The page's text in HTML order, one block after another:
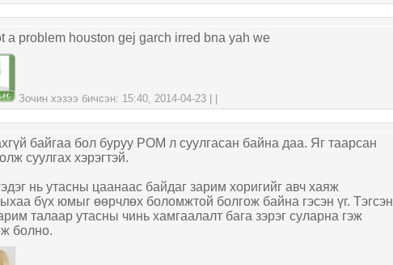
a problem houston gej garch irred bna yah we
Зочин хэзээ бичсэн: 15:40, 2014-04-23 | |
байгаа бол буруу РОМ л суулгасан байна даа. Яг таарсан
суулгах хэрэгтэй.
нь утасны цаанаас байдаг зарим хоригийг авч хаяж
бүх юмыг өөрчлөх боломжтой болгож байна гэсэн үг. Тэгсэн
талаар утасны чинь хамгаалалт бага зэрэг суларна гэж
болно.